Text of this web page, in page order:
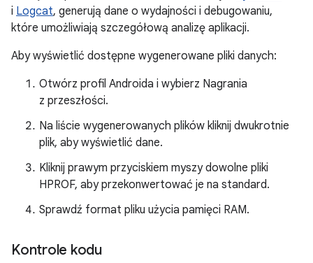
i Logcat, generują dane o wydajności i debugowaniu,
które umożliwiają szczegółową analizę aplikacji.
Aby wyświetlić dostępne wygenerowane pliki danych:
Otwórz profil Androida i wybierz Nagrania
z przeszłości.
Na liście wygenerowanych plików kliknij dwukrotnie
plik, aby wyświetlić dane.
Kliknij prawym przyciskiem myszy dowolne pliki
HPROF, aby przekonwertować je na standard.
Sprawdź format pliku użycia pamięci RAM.
Kontrole kodu